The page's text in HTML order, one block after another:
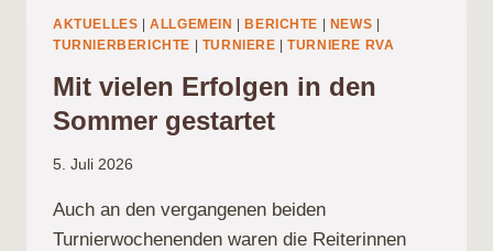
AUF
TURNIERPLÄTZEN
AKTUELLES |ALLGEMEIN BERICHTE NEWS
TURNIERBERICHTE
TURNIERE |TURNIERE RVA
Mit vielen Erfolgen in den
Sommer gestartet
5. Juli 2026
Auch an den vergangenen beiden
Turnierwochenenden waren die Reiterinnen